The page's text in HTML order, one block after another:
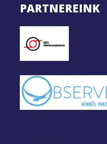
PARTNEREINK